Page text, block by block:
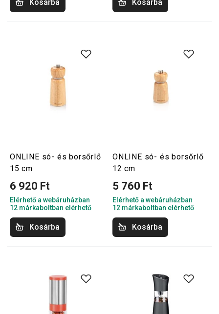
Kosárba Kosárba
ONLINE só- és borsőrlő
15 cm
6 920 Ft
Elérhető a webáruházban
12 márkaboltban elérhető
Kosárba
ONLINE só- és borsőrlő
12 cm
5 760 Ft
Elérhető a webáruházban
12 márkaboltban elérhető
Kosárba